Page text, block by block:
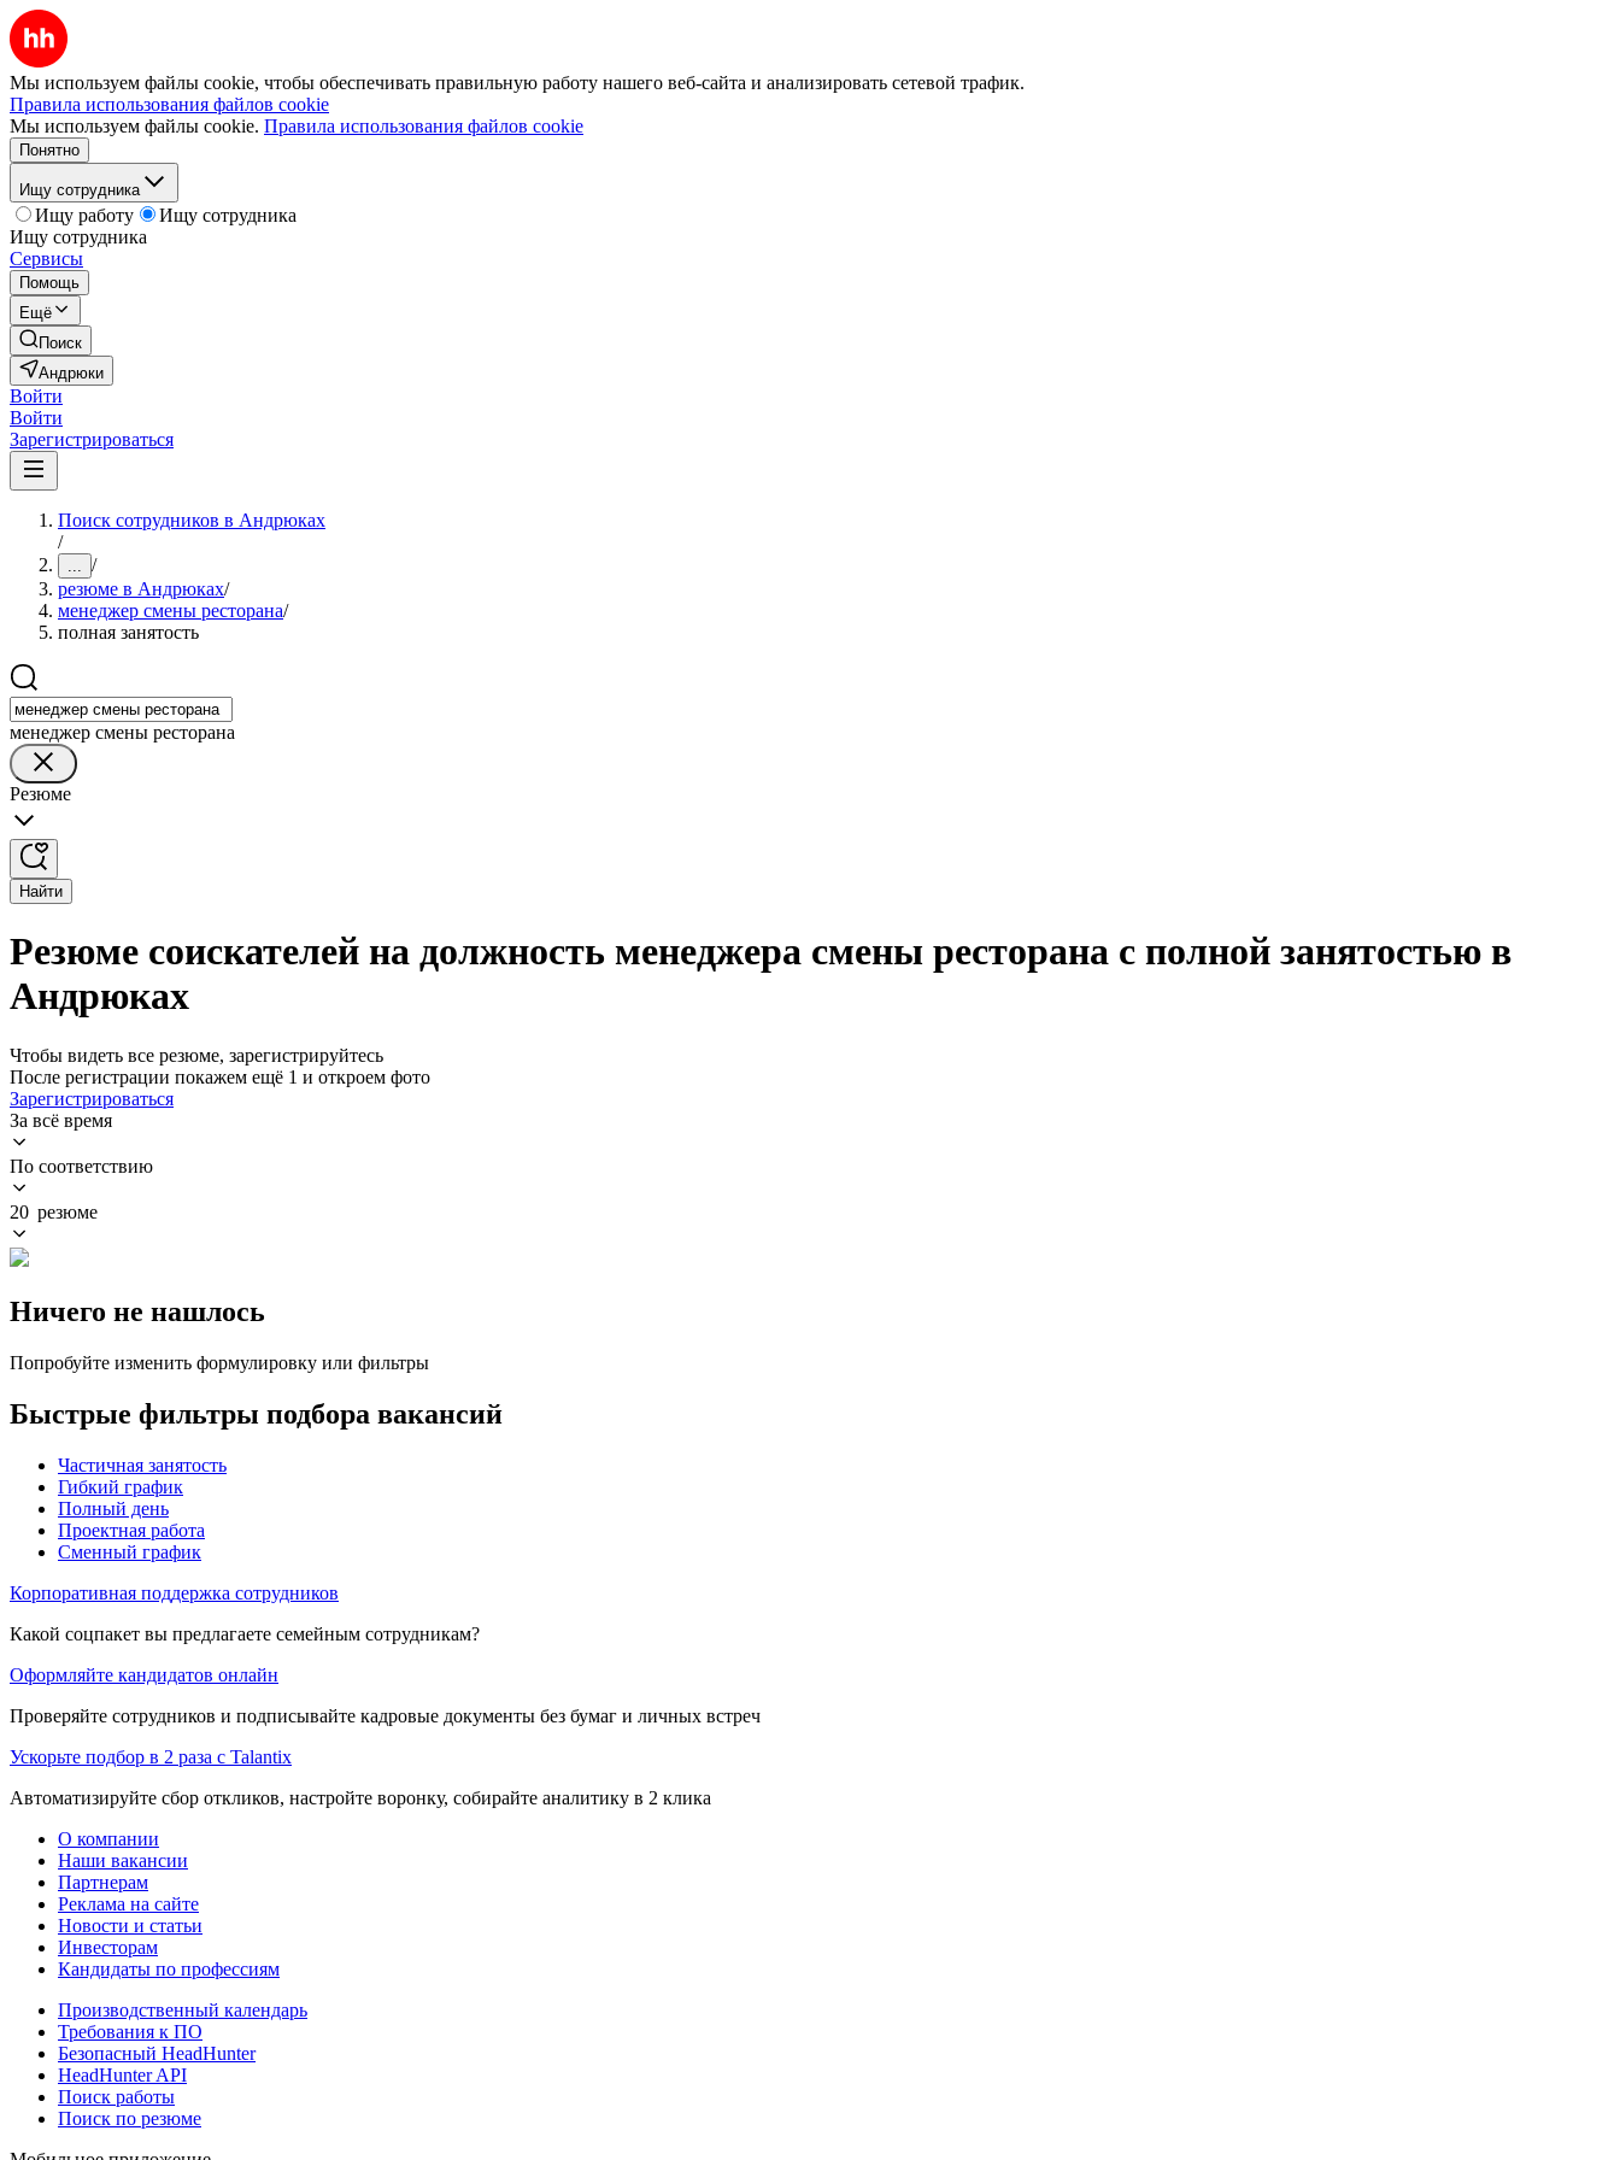
Мы используем файлы cookie, чтобы обеспечивать правильную работу нашего веб-сайта и анализировать сетевой трафик.
Правила использования файлов cookie
Мы используем файлы cookie. Правила использования файлов cookie
Понятно
Ищу сотрудника
Ищу работу
Ищу сотрудника
Ищу сотрудника
Сервисы
Помощь
Ещё
Поиск
Андрюки
Войти
Войти
Зарегистрироваться
Поиск сотрудников в Андрюках
/
... /
резюме в Андрюках/
менеджер смены ресторана/
полная занятость
менеджер смены ресторана
Резюме
Найти
Резюме соискателей на должность менеджера смены ресторана с полной занятостью в
Андрюках
Чтобы видеть все резюме, зарегистрируйтесь
После регистрации покажем ещё 1 и откроем фото
Зарегистрироваться
За всё время
По соответствию
20 резюме
Ничего не нашлось
Попробуйте изменить формулировку или фильтры
Быстрые фильтры подбора вакансий
Частичная занятость
Гибкий график
Полный день
Проектная работа
Сменный график
Корпоративная поддержка сотрудников
Какой соцпакет вы предлагаете семейным сотрудникам?
Оформляйте кандидатов онлайн
Проверяйте сотрудников и подписывайте кадровые документы без бумаг и личных встреч
Ускорьте подбор в 2 раза с Talantix
Автоматизируйте сбор откликов, настройте воронку, собирайте аналитику в 2 клика
О компании
Наши вакансии
Партнерам
Реклама на сайте
Новости и статьи
Инвесторам
Кандидаты по профессиям
Производственный календарь
Требования к ПО
Безопасный HeadHunter
HeadHunter API
Поиск работы
Поиск по резюме